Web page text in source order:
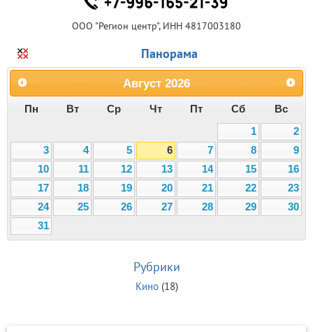
ООО "Регион центр", ИНН 4817003180
Панорама
Август 2026
Пн Вт Ср Чт Пт Сб
Вс
1
2
3
4 5 6 7 8
9
10
11 12 13 14 15
16
17
18 19 20 21 22
23
24
25 26 27 28 29
30
31
Рубрики
Кино(18)